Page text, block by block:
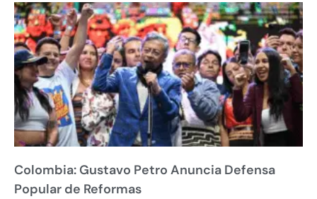
Colombia: Gustavo Petro Anuncia Defensa
Popular de Reformas